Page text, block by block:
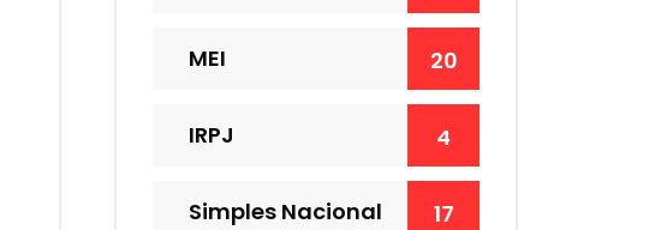
MEI 20
IRPJ 4
Simples Nacional 17